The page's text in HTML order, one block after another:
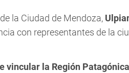
la Ciudad de Mendoza,
con representantes de la
vincular la Región